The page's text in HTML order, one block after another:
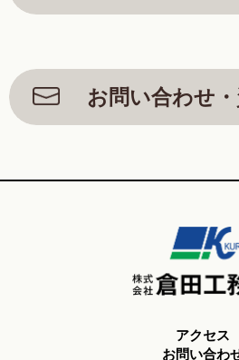
お問い合わせ
アクセス
お問い合わ